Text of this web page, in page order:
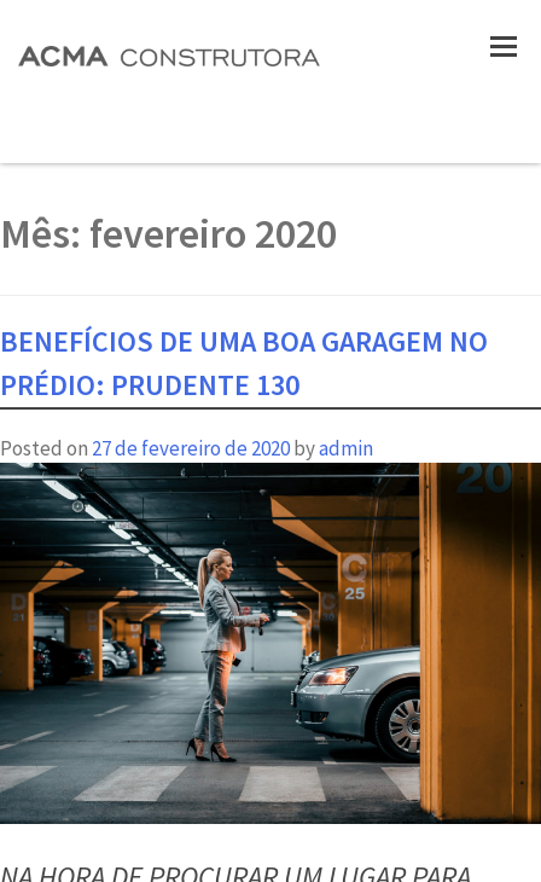
Mês: fevereiro 2020
BENEFÍCIOS DE UMA BOA GARAGEM NO
PRÉDIO: PRUDENTE 130
Posted on 27 de fevereiro de 2020byadmin